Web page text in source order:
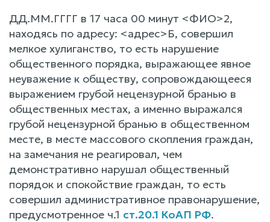
ДД.ММ.ГГГГ в 17 часа 00 минут <ФИО>2,
находясь по адресу: <адрес>Б, совершил
мелкое хулиганство, то есть нарушение
общественного порядка, выражающее явное
неуважение к обществу, сопровождающееся
выражением грубой нецензурной бранью в
общественных местах, а именно выражался
грубой нецензурной бранью в общественном
месте, в месте массового скопления граждан,
на замечания не реагировал, чем
демонстративно нарушал общественный
порядок и спокойствие граждан, то есть
совершил административное правонарушение,
предусмотренное ч.1 ст.20.1 КоАП РФ.